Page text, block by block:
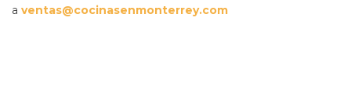
a ventas@cocinasenmonterrey.com